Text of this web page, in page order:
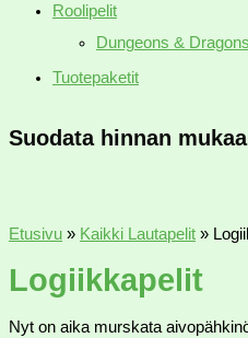
Roolipelit
Dungeons & Dragons
Tuotepaketit
Suodata hinnan
Etusivu » Kaikki Lautapelit »
Logiikkapelit
Nyt on aika murskata